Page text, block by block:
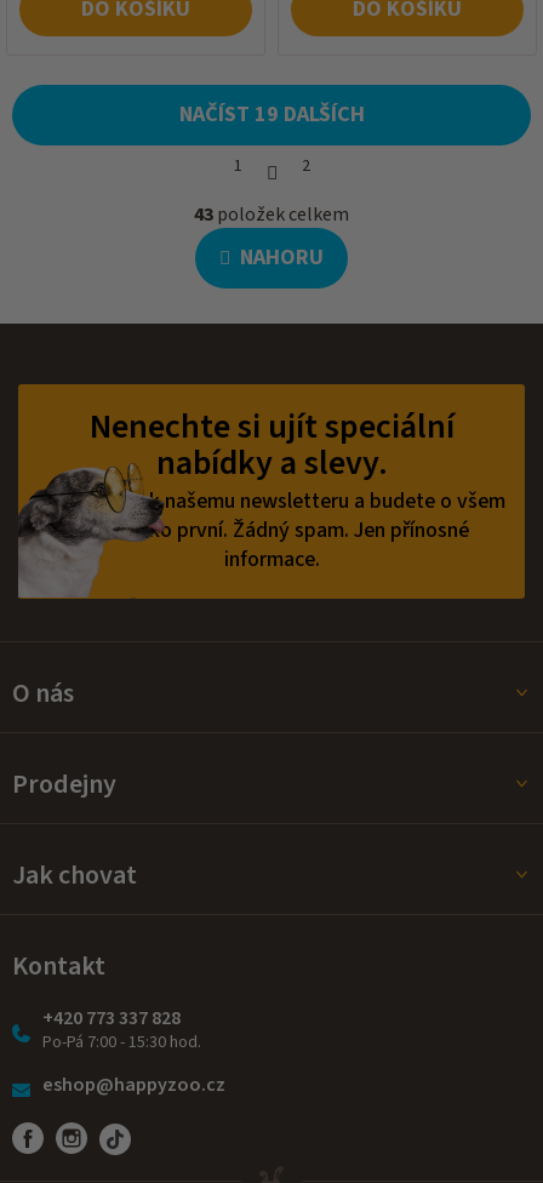
DO KOŠÍKU DO KOŠÍKU
v
l
á
d
c
p
v
k
y
v
ý
p
i
NAČÍST 19 DALŠÍCH
S
t
á
n
k
v
á
1 2
43položek celkem
NAHORU
Nenechte si ujít speciální
nabídky a slevy.
Přihlaste se k našemu newsletteru a budete o všem
vědět jako první. Žádný spam. Jen přínosné
informace.
O nás
Prodejny
Jak chovat
Kontakt
+420 773 337 828
Po-Pá 7:00 - 15:30 hod.
eshop@happyzoo.cz